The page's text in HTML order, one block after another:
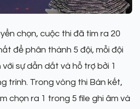
chọn, cuộc thi đã tìm ra 20
để phân thành 5 đội, mỗi đội
sự dẫn dắt và hỗ trợ bởi 1
trình. Trong vòng thi Bán kết,
chọn ra 1 trong 5 file ghi âm và